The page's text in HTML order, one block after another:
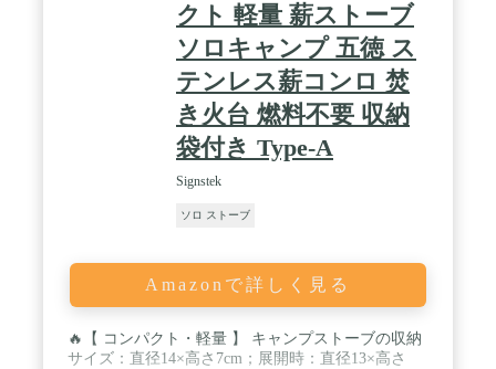
クト 軽量 薪ストーブ
ソロキャンプ 五徳 ス
テンレス薪コンロ 焚
き火台 燃料不要 収納
袋付き Type-A
Signstek
ソロ ストーブ
Amazonで詳しく見る
🔥【 コンパクト・軽量 】 キャンプストーブの収納
サイズ：直径14×高さ7cm；展開時：直径13×高さ